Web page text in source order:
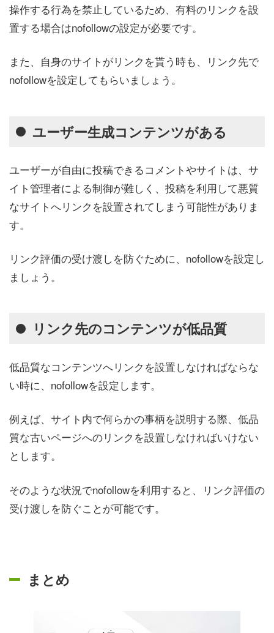
操作する行為を禁止しているため、有料のリンクを設
置する場合はnofollowの設定が必要です。
また、自身のサイトがリンクを貰う時も、リンク先で
nofollowを設定してもらいましょう。
ユーザー生成コンテンツがある
ユーザーが自由に投稿できるコメントやサイトは、サ
イト管理者による制御が難しく、投稿を利用して悪質
なサイトへリンクを設置されてしまう可能性がありま
す。
リンク評価の受け渡しを防ぐために、nofollowを設定し
ましょう。
リンク先のコンテンツが低品質
低品質なコンテンツへリンクを設置しなければならな
い時に、nofollowを設定します。
例えば、サイト内で何らかの事柄を説明する際、低品
質な古いページへのリンクを設置しなければいけない
とします。
そのような状況でnofollowを利用すると、リンク評価の
受け渡しを防ぐことが可能です。
まとめ